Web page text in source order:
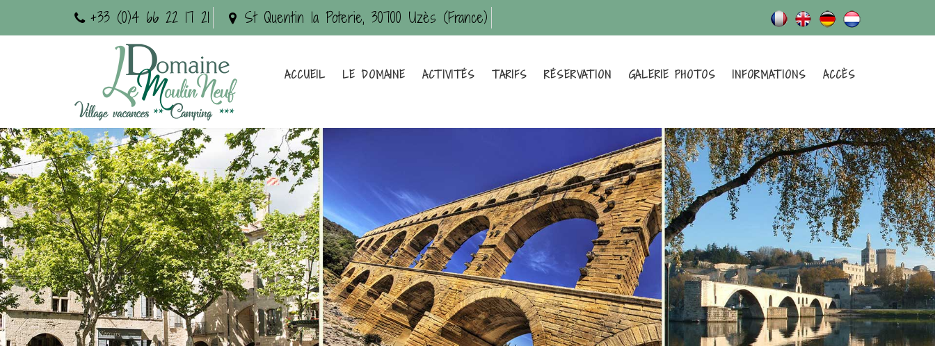
+33 (0)4 66 22 17 21 St Quentin la Poterie, 30700 Uzès (France)
ACCUEIL LE DOMAINE ACTIVITÉS TARIFS RÉSERVATION GALERIE PHOTOS INFORMATIONS ACCÈS